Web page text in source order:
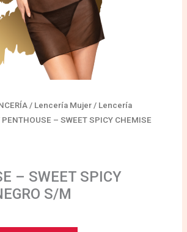
/ Lencería Mujer / Lencería
PENTHOUSE – SWEET SPICY CHEMISE
– SWEET SPICY
S/M